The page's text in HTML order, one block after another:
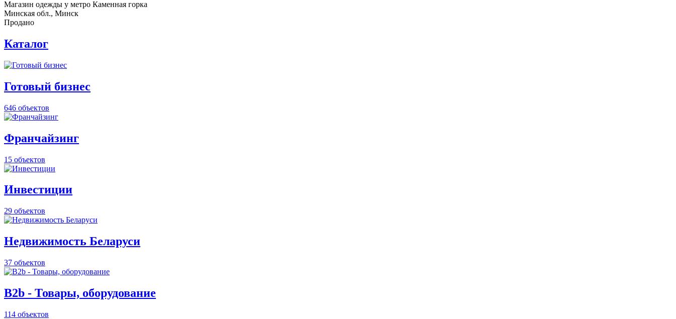
Магазин одежды у метро Каменная горка
Минская обл., Минск
Продано
Каталог
Готовый бизнес
646 объектов
Франчайзинг
15 объектов
Инвестиции
29 объектов
Недвижимость Беларуси
37 объектов
B2b - Товары, оборудование
114 объектов